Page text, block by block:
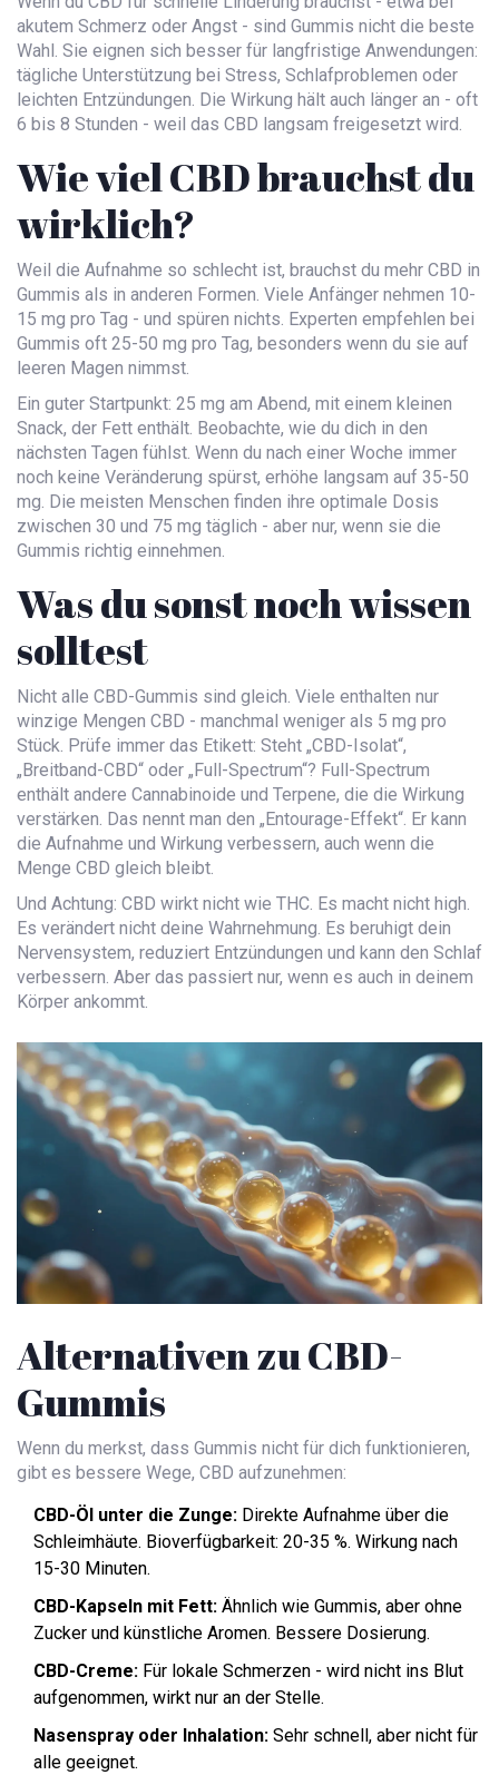
akutem Schmerz oder Angst - sind Gummis nicht die beste
Wahl. Sie eignen sich besser für langfristige Anwendungen:
tägliche Unterstützung bei Stress, Schlafproblemen oder
leichten Entzündungen. Die Wirkung hält auch länger an - oft
6 bis 8 Stunden - weil das CBD langsam freigesetzt wird.
Wie viel CBD brauchst du
wirklich?
Weil die Aufnahme so schlecht ist, brauchst du mehr CBD in
Gummis als in anderen Formen. Viele Anfänger nehmen 10-
15 mg pro Tag - und spüren nichts. Experten empfehlen bei
Gummis oft 25-50 mg pro Tag, besonders wenn du sie auf
leeren Magen nimmst.
Ein guter Startpunkt: 25 mg am Abend, mit einem kleinen
Snack, der Fett enthält. Beobachte, wie du dich in den
nächsten Tagen fühlst. Wenn du nach einer Woche immer
noch keine Veränderung spürst, erhöhe langsam auf 35-50
mg. Die meisten Menschen finden ihre optimale Dosis
zwischen 30 und 75 mg täglich - aber nur, wenn sie die
Gummis richtig einnehmen.
Was du sonst noch wissen
solltest
Nicht alle CBD-Gummis sind gleich. Viele enthalten nur
winzige Mengen CBD - manchmal weniger als 5 mg pro
Stück. Prüfe immer das Etikett: Steht „CBD-Isolat“,
„Breitband-CBD“ oder „Full-Spectrum“? Full-Spectrum
enthält andere Cannabinoide und Terpene, die die Wirkung
verstärken. Das nennt man den „Entourage-Effekt“. Er kann
die Aufnahme und Wirkung verbessern, auch wenn die
Menge CBD gleich bleibt.
Und Achtung: CBD wirkt nicht wie THC. Es macht nicht high.
Es verändert nicht deine Wahrnehmung. Es beruhigt dein
Nervensystem, reduziert Entzündungen und kann den Schlaf
verbessern. Aber das passiert nur, wenn es auch in deinem
Körper ankommt.
Alternativen zu CBD-
Gummis
Wenn du merkst, dass Gummis nicht für dich funktionieren,
gibt es bessere Wege, CBD aufzunehmen:
CBD-Öl unter die Zunge: Direkte Aufnahme über die
Schleimhäute. Bioverfügbarkeit: 20-35 %. Wirkung nach
15-30 Minuten.
CBD-Kapseln mit Fett: Ähnlich wie Gummis, aber ohne
Zucker und künstliche Aromen. Bessere Dosierung.
CBD-Creme: Für lokale Schmerzen - wird nicht ins Blut
aufgenommen, wirkt nur an der Stelle.
Nasenspray oder Inhalation: Sehr schnell, aber nicht für
alle geeignet.